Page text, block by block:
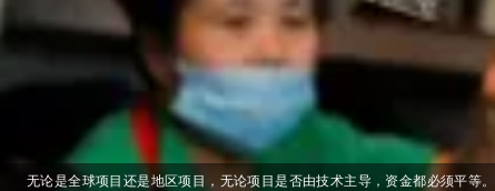
无论是全球项目还是地区项目，无论项目是否由技术主导，资金都必须平等。